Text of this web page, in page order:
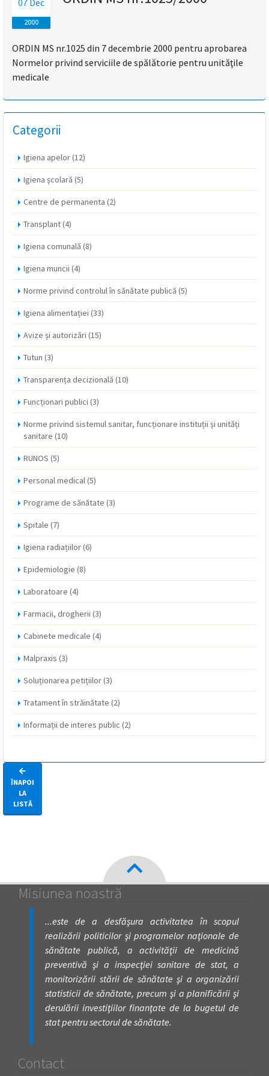
magyar
nyelvű
oldal
fejlesztés
alatt
van
Átiranyítás
román
nyelvű
oldalra
másodpercen
belül.
07 Dec
2000
ORDIN MS nr.1025 din 7 decembrie 2000 pentru aprobarea
Normelor privind serviciile de spălătorie pentru unităţile
medicale
Categorii
Igiena apelor(12)
Igiena școlară (5)
Centre de permanenta (2)
Transplant(4)
Igiena comunală (8)
Igiena muncii (4)
Norme privind controlul în sănătate publică (5)
Igiena alimentației (33)
Avize și autorizări (15)
Tutun (3)
Transparența decizională (10)
Funcționari publici (3)
Norme privind sistemul sanitar, funcționare instituții și unități
sanitare (10)
RUNOS (5)
Personal medical(5)
Programe de sănătate (3)
Spitale (7)
Igiena radiațiilor(6)
Epidemiologie (8)
Laboratoare (4)
Farmacii, drogherii (3)
Cabinete medicale (4)
Malpraxis (3)
Soluționarea petițiilor(3)
Tratament în străinătate (2)
Informații de interes public (2)
ÎNAPOI
LA
LISTĂ
Misiunea noastră
...este de a desfăşura activitatea în scopul
realizării politicilor şi programelor naţionale de
sănătate publică, a activităţii de medicină
preventivă şi a inspecţiei sanitare de stat, a
monitorizării stării de sănătate şi a organizării
statisticii de sănătate, precum şi a planificării şi
derulării investiţiilor finanţate de la bugetul de
stat pentru sectorul de sănătate.
Contact